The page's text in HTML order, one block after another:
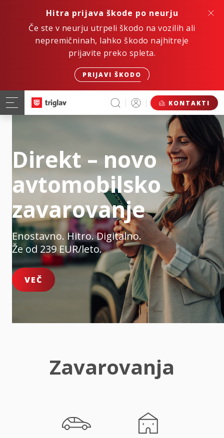
Hitra prijava škode po neurju
Če ste v neurju utrpeli škodo na vozilih ali
nepremičninah, lahko škodo najhitreje
prijavite preko spleta.
PRIJAVI ŠKODO
KONTAKTI
Direkt – novo
avtomobilsko
zavarovanje
Enostavno. Hitro. Digitalno.
Že od 239 EUR/leto.
VEČ
Zavarovanja